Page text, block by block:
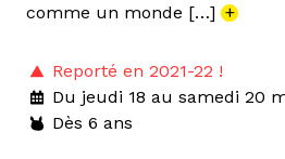
comme un monde […] +
Reporté en 2021-22 !
Du jeudi 18 au samedi 20
Dès 6 ans